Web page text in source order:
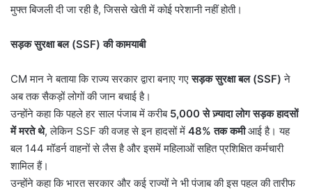
मुफ्त बिजली दी जा रही है, जिससे खेती में कोई परेशानी नहीं होती।
सड़क सुरक्षा बल (SSF)की कामयाबी
CM मान ने बताया कि राज्य सरकार द्वारा बनाए गएसड़क सुरक्षा बल (SSF) ने
अब तक सैकड़ों लोगों की जान बचाई है।
उन्होंने कहा कि पहले हर साल पंजाब में करीब 5,000से ज़्यादा लोग सड़क हादसों
में मरते थे, लेकिन SSF की वजह से इन हादसों में 48%तक कमीआई है। यह
बल 144 मॉडर्न वाहनों से लैस है और इसमें महिलाओं सहित प्रशिक्षित कर्मचारी
शामिल हैं।
उन्होंने कहा कि भारत सरकार और कई राज्यों ने भी पंजाब की इस पहल की तारीफ